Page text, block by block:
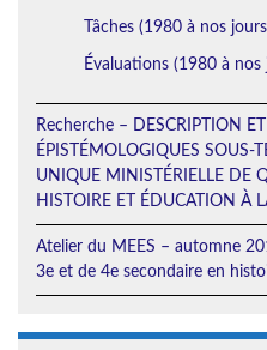
Tâches (1980 à nos
Évaluations (1980 à nos
Recherche – DESCRIPTION
ÉPISTÉMOLOGIQUES SOUS-
UNIQUE MINISTÉRIELLE DE
HISTOIRE ET ÉDUCATION À
Atelier du MEES – automne
3e et de 4e secondaire en